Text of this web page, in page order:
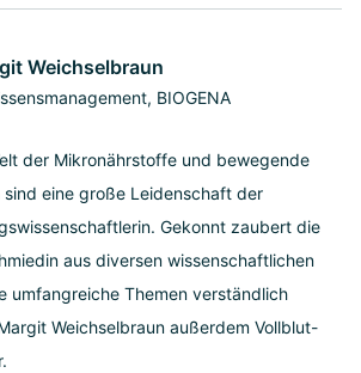
Weichselbraun
BIOGENA
der Mikronährstoffe und bewegende
sind eine große Leidenschaft der
Gekonnt zaubert die
aus diversen wissenschaftlichen
umfangreiche Themen verständlich
Weichselbraun außerdem Vollblut-